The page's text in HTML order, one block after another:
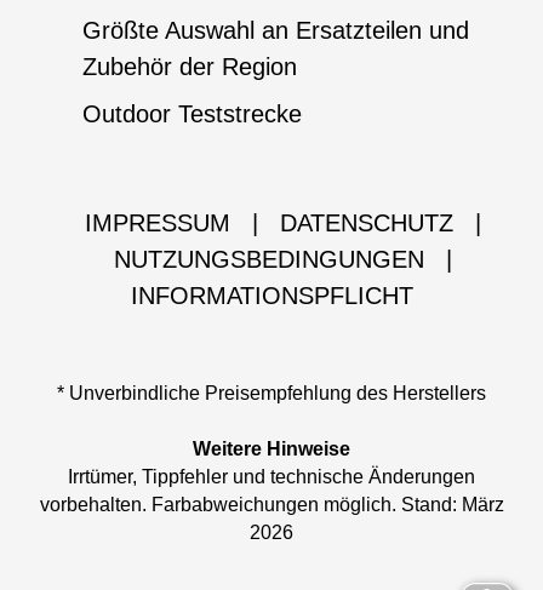
Größte Auswahl an Ersatzteilen und
Zubehör der Region
Outdoor Teststrecke
IMPRESSUM DATENSCHUTZ
NUTZUNGSBEDINGUNGEN
INFORMATIONSPFLICHT
* Unverbindliche Preisempfehlung des Herstellers
Weitere Hinweise
Irrtümer, Tippfehler und technische Änderungen
vorbehalten. Farbabweichungen möglich. Stand: März
2026